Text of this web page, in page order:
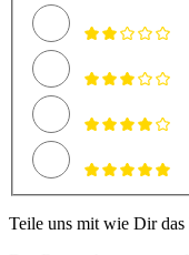
Teile uns mit wie Dir das